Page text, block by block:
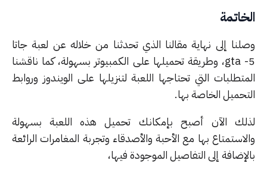
إلى نهاية مقالنا الذي تحدثنا من خلاله عن لعبة جاتا
5- gta، وطريقة تحميلها على الكمبيوتر بسهولة، كما ناقشنا
التي تحتاجها اللعبة لتنزيلها على الويندوز وروابط
الخاصة بها.
الآن أصبح بإمكانك تحميل هذه اللعبة بسهولة
بها مع الأحبة والأصدقاء وتجربة المغامرات الرائعة
إلى التفاصيل الموجودة فيها،